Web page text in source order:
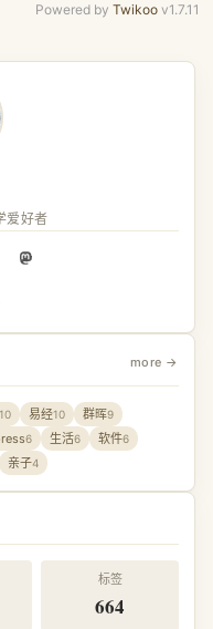
Powered by Twikoo v1.7.11
爱好者
more →
10 易经10 群晖9
6 生活6 软件6
亲子4
标签
664